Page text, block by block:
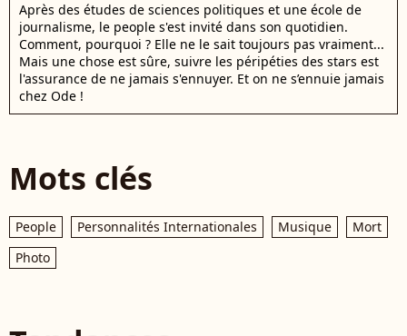
Après des études de sciences politiques et une école de
journalisme, le people s'est invité dans son quotidien.
Comment, pourquoi ? Elle ne le sait toujours pas vraiment...
Mais une chose est sûre, suivre les péripéties des stars est
l'assurance de ne jamais s'ennuyer. Et on ne s’ennuie jamais
chez Ode !
Mots clés
People Personnalités Internationales Musique
Mort
Photo